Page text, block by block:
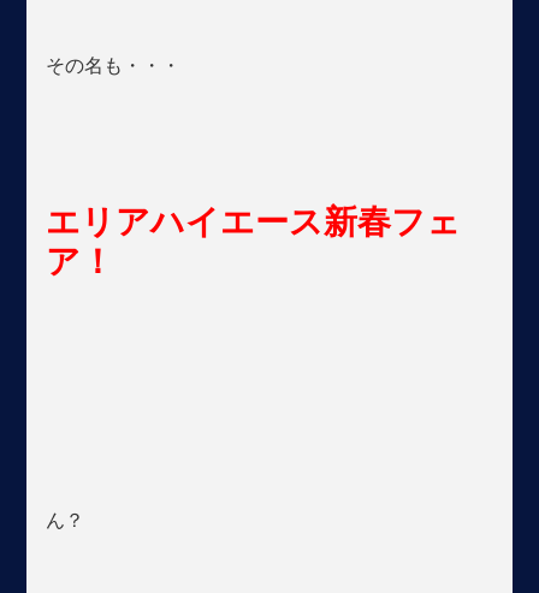
その名も・・・
エリアハイエース新春フェ
ア！
ん？